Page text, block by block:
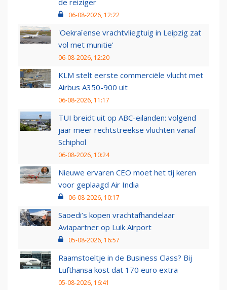
de reiziger
06-08-2026, 12:22
'Oekraïense vrachtvliegtuig in Leipzig zat
vol met munitie'
06-08-2026, 12:20
KLM stelt eerste commerciële vlucht met
Airbus A350-900 uit
06-08-2026, 11:17
TUI breidt uit op ABC-eilanden: volgend
jaar meer rechtstreekse vluchten vanaf
Schiphol
06-08-2026, 10:24
Nieuwe ervaren CEO moet het tij keren
voor geplaagd Air India
06-08-2026, 10:17
Saoedi’s kopen vrachtafhandelaar
Aviapartner op Luik Airport
05-08-2026, 16:57
Raamstoeltje in de Business Class? Bij
Lufthansa kost dat 170 euro extra
05-08-2026, 16:41